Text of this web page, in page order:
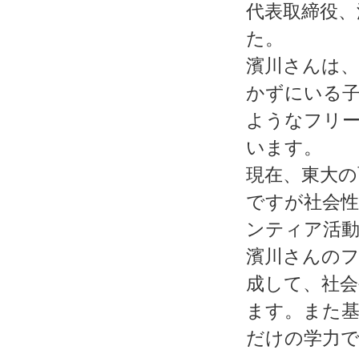
代表取締役
た。
濱川さんは
かずにいる
ようなフリ
います。
現在、東大
ですが社会
ンティア活
濱川さんの
成して、社
ます。また
だけの学力